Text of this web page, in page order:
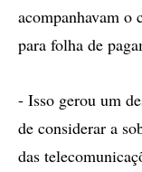
acompanhavam o
para folha de
- Isso gerou um
de considerar a
das